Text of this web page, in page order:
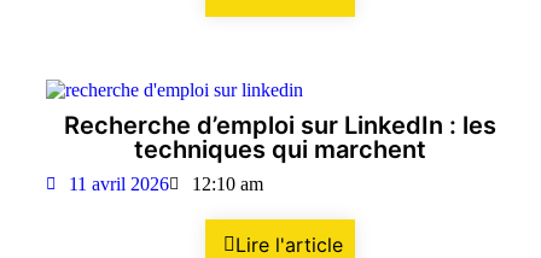
Recherche d’emploi sur LinkedIn : les
techniques qui marchent
11 avril 2026 12:10 am
Lire l'article